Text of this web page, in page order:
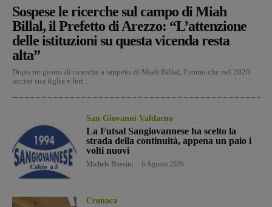
Sospese le ricerche sul campo di Miah
Billal, il Prefetto di Arezzo: “L’attenzione
delle istituzioni su questa vicenda resta
alta”
Dopo tre giorni di ricerche a tappeto di Miah Billal, l'uomo che nel 2020
uccise sua figlia e ferì...
San Giovanni Valdarno
La Futsal Sangiovannese ha scelto la
strada della continuità, appena un paio i
volti nuovi
Michele Bossini 6 Agosto 2026
Cronaca